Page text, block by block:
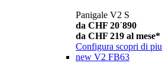
Panigale V2 S
da CHF 20´890
da CHF 219 al mese*
Configura scopri di piu
new V2 FB63